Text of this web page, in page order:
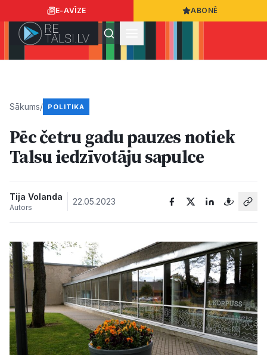
E-AVĪZE ABONĒ
Ziņas
Kultūra
Bizness
Sākums/ POLITIKA
Pēc četru gadu pauzes notiek
Talsu iedzīvotāju sapulce
Tija Volanda
Autors
22.05.2023